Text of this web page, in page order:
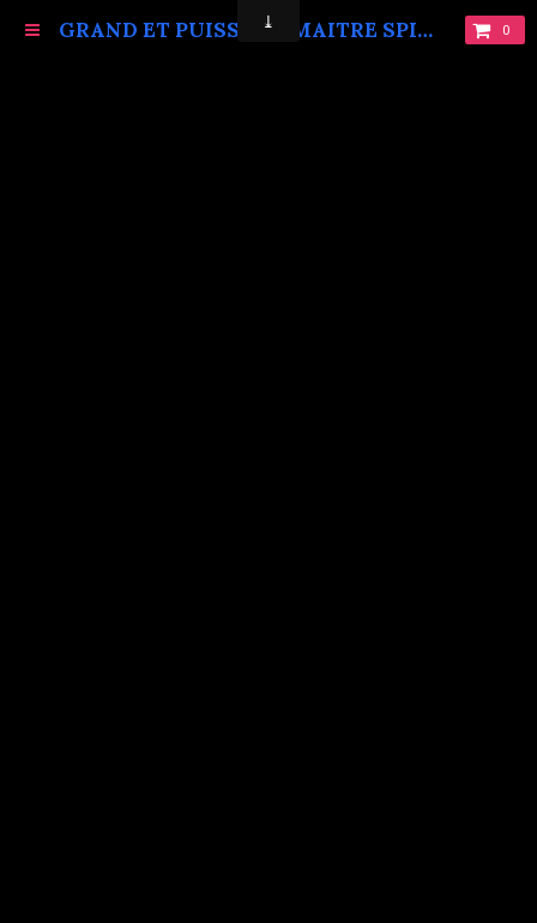
GRAND ET PUISSANT MAITRE SPIRITUEL MARABOUT VAUDOU KOKOUVI.TEL: +229 68619086. 0